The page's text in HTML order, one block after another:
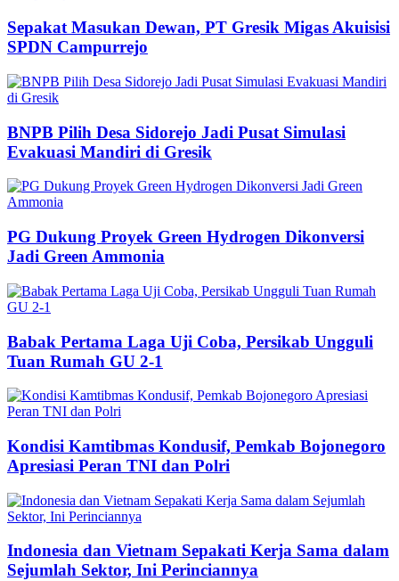
Sepakat Masukan Dewan, PT Gresik Migas Akuisisi
SPDN Campurrejo
BNPB Pilih Desa Sidorejo Jadi Pusat Simulasi
Evakuasi Mandiri di Gresik
PG Dukung Proyek Green Hydrogen Dikonversi
Jadi Green Ammonia
Babak Pertama Laga Uji Coba, Persikab Ungguli
Tuan Rumah GU 2-1
Kondisi Kamtibmas Kondusif, Pemkab Bojonegoro
Apresiasi Peran TNI dan Polri
Indonesia dan Vietnam Sepakati Kerja Sama dalam
Sejumlah Sektor, Ini Perinciannya